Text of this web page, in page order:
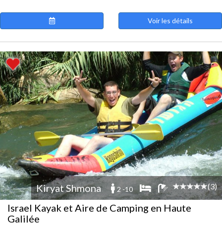
Voir les détails
Kiryat Shmona 2 -10 (3)
Israel Kayak et Aire de Camping en Haute
Galilée